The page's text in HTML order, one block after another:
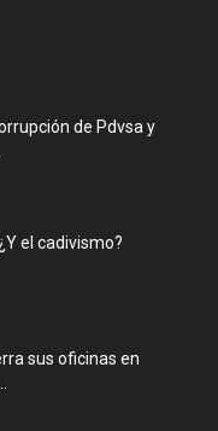
de Pdvsa y
el cadivismo?
sus oficinas en